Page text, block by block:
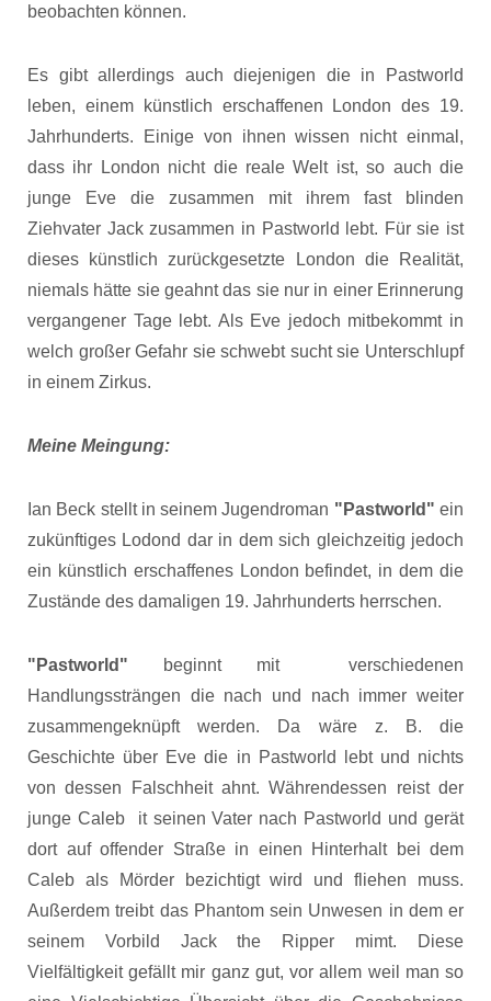
beobachten können.
Es gibt allerdings auch diejenigen die in Pastworld
leben, einem künstlich erschaffenen London des 19.
Jahrhunderts. Einige von ihnen wissen nicht einmal,
dass ihr London nicht die reale Welt ist, so auch die
junge Eve die zusammen mit ihrem fast blinden
Ziehvater Jack zusammen in Pastworld lebt. Für sie ist
dieses künstlich zurückgesetzte London die Realität,
niemals hätte sie geahnt das sie nur in einer Erinnerung
vergangener Tage lebt. Als Eve jedoch mitbekommt in
welch großer Gefahr sie schwebt sucht sie Unterschlupf
in einem Zirkus.
Meine Meingung:
Ian Beck stellt in seinem Jugendroman "Pastworld" ein
zukünftiges Lodond dar in dem sich gleichzeitig jedoch
ein künstlich erschaffenes London befindet, in dem die
Zustände des damaligen 19. Jahrhunderts herrschen.
"Pastworld"
beginnt mit verschiedenen
Handlungssträngen die nach und nach immer weiter
zusammengeknüpft werden. Da wäre z. B. die
Geschichte über Eve die in Pastworld lebt und nichts
von dessen Falschheit ahnt. Währendessen reist der
junge Caleb it seinen Vater nach Pastworld und gerät
dort auf offender Straße in einen Hinterhalt bei dem
Caleb als Mörder bezichtigt wird und fliehen muss.
Außerdem treibt das Phantom sein Unwesen in dem er
seinem Vorbild Jack the Ripper mimt. Diese
Vielfältigkeit gefällt mir ganz gut, vor allem weil man so